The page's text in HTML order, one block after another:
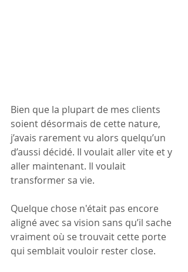
Bien que la plupart de mes clients
soient désormais de cette nature,
j’avais rarement vu alors quelqu’un
d’aussi décidé. Il voulait aller vite et y
aller maintenant. Il voulait
transformer sa vie.
Quelque chose n'était pas encore
aligné avec sa vision sans qu’il sache
vraiment où se trouvait cette porte
qui semblait vouloir rester close.